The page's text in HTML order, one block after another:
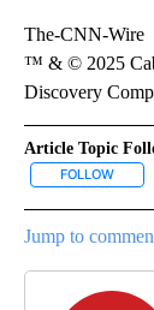
The-CNN-Wire
™ & © 2025
Discovery
Article Topic
FOLLOW
Jump to